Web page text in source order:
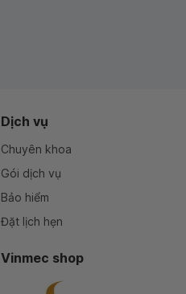
Dịch vụ
Chuyên khoa
Gói dịch vụ
Bảo hiểm
Đặt lịch hẹn
Vinmec shop